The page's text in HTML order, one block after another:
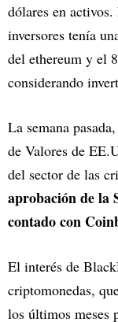
dólares en
inversores tenía
del ethereum y el
considerando
La semana
de Valores de
del sector de las
aprobación de la
contado con
El interés de
criptomonedas,
los últimos meses